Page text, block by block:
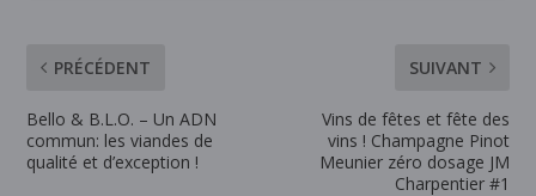
PRÉCÉDENT
Bello & B.L.O. – Un ADN
commun: les viandes de
qualité et d’exception !
SUIVANT
Vins de fêtes et fête des
vins ! Champagne Pinot
Meunier zéro dosage JM
Charpentier #1